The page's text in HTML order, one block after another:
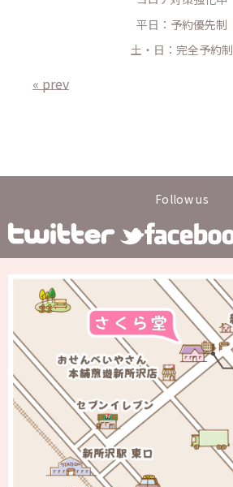
平日：予約優先制
土・日：完全予約制
« prev
Follow us